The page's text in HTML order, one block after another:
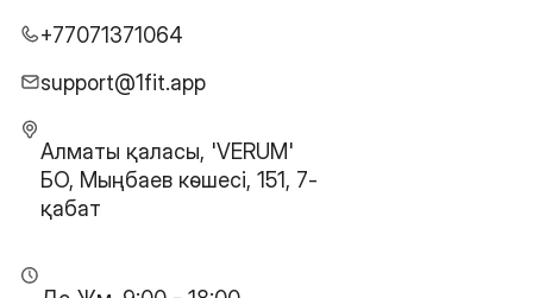
+77071371064
support@1fit.app
Алматы қаласы, 'VERUM'
БО, Мыңбаев көшесі, 151, 7-
қабат